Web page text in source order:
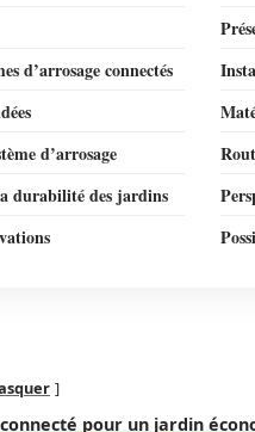
d’arrosage connectés
d’arrosage
durabilité des jardins
pour un jardin